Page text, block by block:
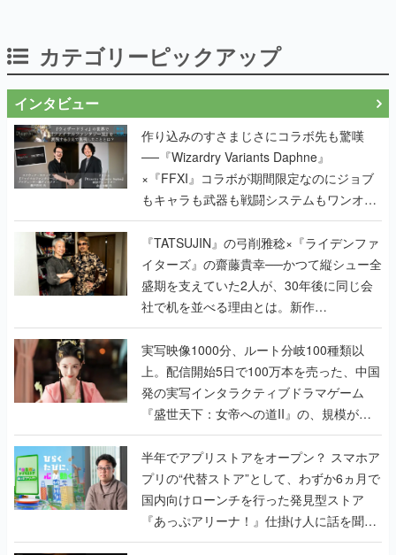
カテゴリーピックアップ
インタビュー
作り込みのすさまじさにコラボ先も驚嘆
──『Wizardry Variants Daphne』
×『FFXI』コラボが期間限定なのにジョブ
もキャラも武器も戦闘システムもワンオフ
で作り込まれた理由を両ディレクターに聞
く
『TATSUJIN』の弓削雅稔×『ライデンファ
イターズ』の齋藤貴幸──かつて縦シュー全
盛期を支えていた2人が、30年後に同じ会
社で机を並べる理由とは。新作
『TATSUJIN EXTREME』で初タッグを組
んだレジェンド2人に訊く開発秘話
実写映像1000分、ルート分岐100種類以
上。配信開始5日で100万本を売った、中国
発の実写インタラクティブドラマゲーム
『盛世天下：女帝への道II』の、規模が違
うこだわりをプロデューサーに聞いた
半年でアプリストアをオープン？ スマホア
プリの“代替ストア”として、わずか6ヵ月で
国内向けローンチを行った発見型ストア
『あっぷアリーナ！』仕掛け人に話を聞い
てみた